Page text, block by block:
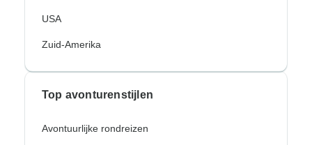
USA
Zuid-Amerika
Top avonturenstijlen
Avontuurlijke rondreizen